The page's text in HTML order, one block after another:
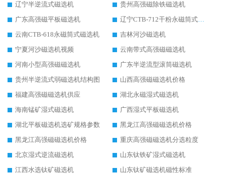
辽宁半逆流式磁选机
贵州高强磁除铁磁选机
广东高强磁平板磁选机
辽宁CTB-712干粉永磁筒式磁选机
云南CTB-618永磁筒式磁选机
吉林河沙磁选机
宁夏河沙磁选机视频
云南带式高强磁磁选机
河南小型高强磁磁选机
广东半逆流型滚筒磁选机
贵州半逆流式弱磁选机结构图
山西高强磁磁选机价格
福建高强磁磁选机供应
湖北永磁湿式磁选机
海南锰矿湿式磁选机
广西湿式平板磁选机
湖北平板磁选机选矿规格参数
黑龙江高强磁磁选机价格
黑龙江高强磁磁选机价格
重庆高强磁磁选机分选粒度
北京湿式逆流磁选机
山东钛铁矿湿式磁选机
江西水选钛矿磁选机
山东钛矿磁选机磁性标准